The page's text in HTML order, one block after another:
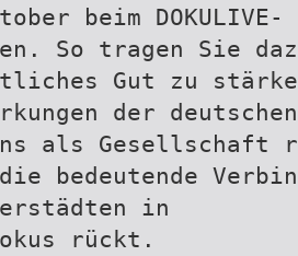
beim DOKULIVE‑
So tragen Sie
Gut zu
der
als Gesellschaft
bedeutende
in
rückt.